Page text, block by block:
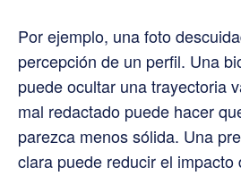
Por ejemplo, una foto
percepción de un perfil. Una
puede ocultar una trayectoria
mal redactado puede hacer
parezca menos sólida. Una
clara puede reducir el impacto